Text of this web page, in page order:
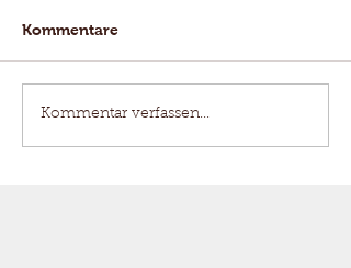
Kommentare
Kommentar verfassen...